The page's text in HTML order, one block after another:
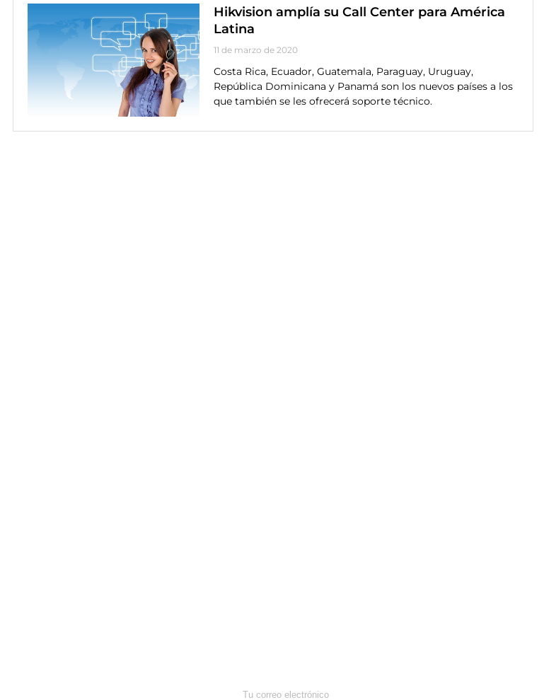
Hikvision amplía su Call Center para América
Latina
11 de marzo de 2020
Costa Rica, Ecuador, Guatemala, Paraguay, Uruguay,
República Dominicana y Panamá son los nuevos países a los
que también se les ofrecerá soporte técnico.